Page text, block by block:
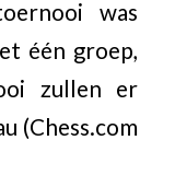
was
één groep,
zullen er
(Chess.com